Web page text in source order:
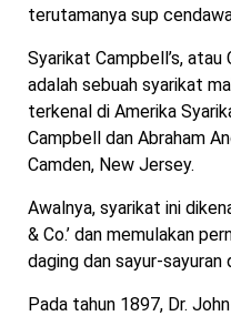
terutamanya sup
Syarikat Campbell’s,
adalah sebuah syarikat
terkenal di Amerika
Campbell dan Abraham
Camden, New Jersey.
Awalnya, syarikat ini
& Co.’ dan memulakan
daging dan sayur-sayuran
Pada tahun 1897, Dr.